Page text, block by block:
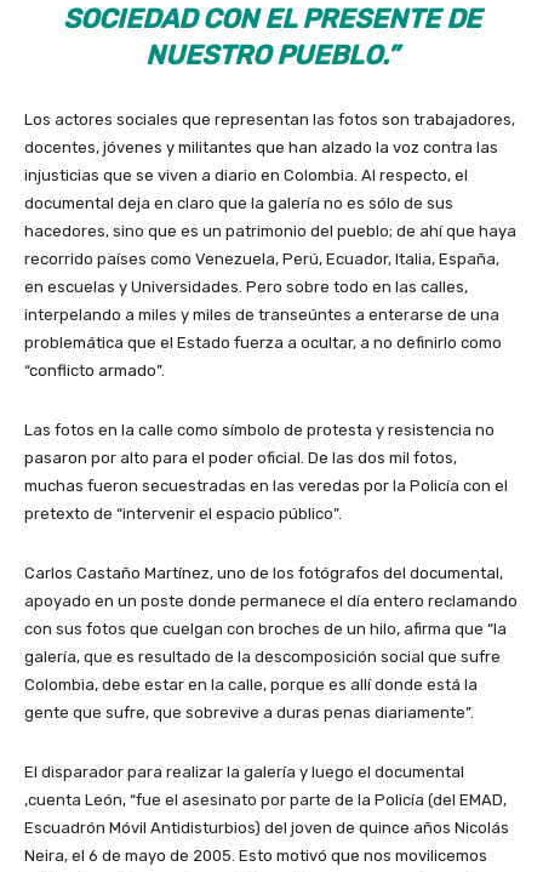
SOCIEDAD CON EL PRESENTE DE
NUESTRO PUEBLO.”
Los actores sociales que representan las fotos son trabajadores,
docentes, jóvenes y militantes que han alzado la voz contra las
injusticias que se viven a diario en Colombia. Al respecto, el
documental deja en claro que la galería no es sólo de sus
hacedores, sino que es un patrimonio del pueblo; de ahí que haya
recorrido países como Venezuela, Perú, Ecuador, Italia, España,
en escuelas y Universidades. Pero sobre todo en las calles,
interpelando a miles y miles de transeúntes a enterarse de una
problemática que el Estado fuerza a ocultar, a no definirlo como
“conflicto armado”.
Las fotos en la calle como símbolo de protesta y resistencia no
pasaron por alto para el poder oficial. De las dos mil fotos,
muchas fueron secuestradas en las veredas por la Policía con el
pretexto de “intervenir el espacio público”.
Carlos Castaño Martínez, uno de los fotógrafos del documental,
apoyado en un poste donde permanece el día entero reclamando
con sus fotos que cuelgan con broches de un hilo, afirma que “la
galería, que es resultado de la descomposición social que sufre
Colombia, debe estar en la calle, porque es allí donde está la
gente que sufre, que sobrevive a duras penas diariamente”.
El disparador para realizar la galería y luego el documental
,cuenta León, “fue el asesinato por parte de la Policía (del EMAD,
Escuadrón Móvil Antidisturbios) del joven de quince años Nicolás
Neira, el 6 de mayo de 2005. Esto motivó que nos movilicemos